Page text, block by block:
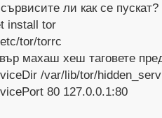
ли как се
install tor
tor/torrc
махаш хеш таговете
/var/lib/tor/
80 127.0.0.1:80